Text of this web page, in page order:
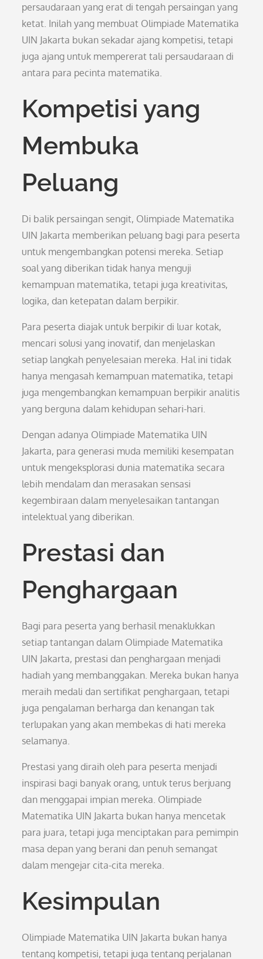
persaudaraan yang erat di tengah persaingan yang
ketat. Inilah yang membuat Olimpiade Matematika
UIN Jakarta bukan sekadar ajang kompetisi, tetapi
juga ajang untuk mempererat tali persaudaraan di
antara para pecinta matematika.
Kompetisi yang
Membuka
Peluang
Di balik persaingan sengit, Olimpiade Matematika
UIN Jakarta memberikan peluang bagi para peserta
untuk mengembangkan potensi mereka. Setiap
soal yang diberikan tidak hanya menguji
kemampuan matematika, tetapi juga kreativitas,
logika, dan ketepatan dalam berpikir.
Para peserta diajak untuk berpikir di luar kotak,
mencari solusi yang inovatif, dan menjelaskan
setiap langkah penyelesaian mereka. Hal ini tidak
hanya mengasah kemampuan matematika, tetapi
juga mengembangkan kemampuan berpikir analitis
yang berguna dalam kehidupan sehari-hari.
Dengan adanya Olimpiade Matematika UIN
Jakarta, para generasi muda memiliki kesempatan
untuk mengeksplorasi dunia matematika secara
lebih mendalam dan merasakan sensasi
kegembiraan dalam menyelesaikan tantangan
intelektual yang diberikan.
Prestasi dan
Penghargaan
Bagi para peserta yang berhasil menaklukkan
setiap tantangan dalam Olimpiade Matematika
UIN Jakarta, prestasi dan penghargaan menjadi
hadiah yang membanggakan. Mereka bukan hanya
meraih medali dan sertifikat penghargaan, tetapi
juga pengalaman berharga dan kenangan tak
terlupakan yang akan membekas di hati mereka
selamanya.
Prestasi yang diraih oleh para peserta menjadi
inspirasi bagi banyak orang, untuk terus berjuang
dan menggapai impian mereka. Olimpiade
Matematika UIN Jakarta bukan hanya mencetak
para juara, tetapi juga menciptakan para pemimpin
masa depan yang berani dan penuh semangat
dalam mengejar cita-cita mereka.
Kesimpulan
Olimpiade Matematika UIN Jakarta bukan hanya
tentang kompetisi, tetapi juga tentang perjalanan